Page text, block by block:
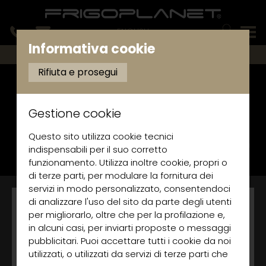
ENGLISH
ESPOSITORI REFRIGERATI PER SUSHI
Espositori per sushi VSB
Espositori refrigerati professionali per
sushi con centralina digitale,
illuminazione interna a LED e struttura in
acciaio, plastica e vetro
Informativa cookie
Rifiuta e prosegui
Gestione cookie
Questo sito utilizza cookie tecnici
indispensabili per il suo corretto
funzionamento. Utilizza inoltre cookie, propri o
di terze parti, per modulare la fornitura dei
servizi in modo personalizzato, consentendoci
di analizzare l'uso del sito da parte degli utenti
per migliorarlo, oltre che per la profilazione e,
in alcuni casi, per inviarti proposte o messaggi
pubblicitari. Puoi accettare tutti i cookie da noi
utilizzati, o utilizzati da servizi di terze parti che